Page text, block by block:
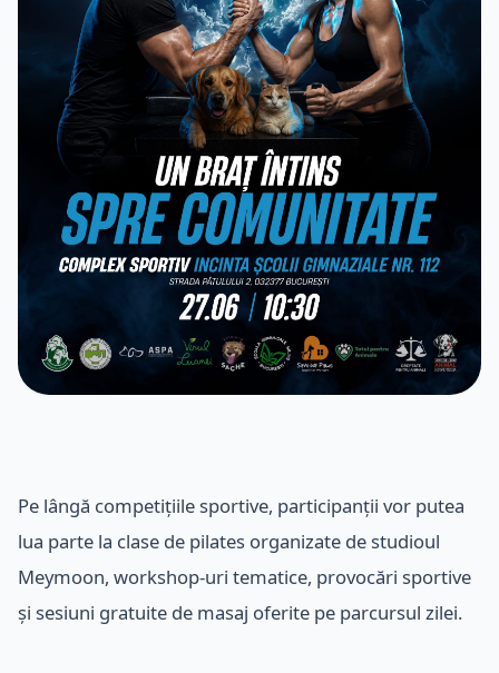
Pe lângă competițiile sportive, participanții vor putea
lua parte la clase de pilates organizate de studioul
Meymoon, workshop-uri tematice, provocări sportive
și sesiuni gratuite de masaj oferite pe parcursul zilei.